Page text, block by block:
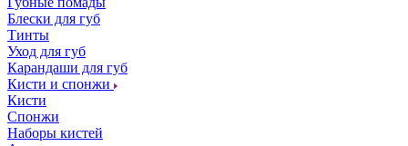
Блески для губ
Тинты
Уход для губ
Карандаши для губ
Кисти и спонжи
Кисти
Спонжи
Наборы кистей